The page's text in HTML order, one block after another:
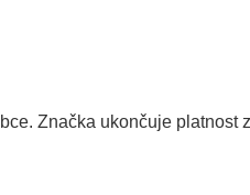
Značka ukončuje platnost